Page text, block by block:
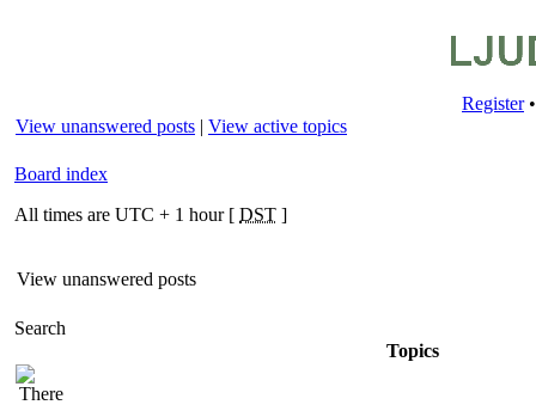
Register
View unanswered posts | View active topics
Board index
All times are UTC + 1 hour [ DST ]
View unanswered posts
Search
Topics